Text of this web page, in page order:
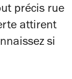
précis rue
attirent
si